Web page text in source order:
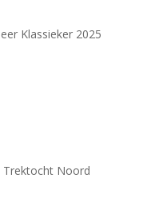
Klassieker 2025
Trektocht Noord